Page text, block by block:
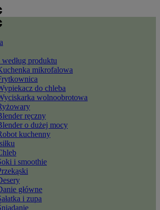
według produktu
mikrofalowa
do chleba
wolnoobrotowa
ręczny
o dużej mocy
kuchenny
i smoothie
główne
i zupa